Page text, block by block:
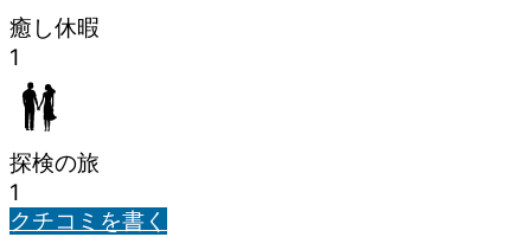
癒し休暇
1
探検の旅
1
クチコミを書く